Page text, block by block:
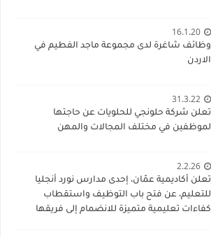
16.1.20
وظائف شاغرة لدى مجموعة ماجد الفطيم في
الاردن
31.3.22
تعلن شركة حلونجي للحلويات عن حاجتها
لموظفين في مختلف المجالات والمهن
2.2.26
تعلن أكاديمية عمّان، إحدى مدارس نورد أنجليا
للتعليم، عن فتح باب التوظيف واستقطاب
كفاءات تعليمية متميزة للانضمام إلى فريقها